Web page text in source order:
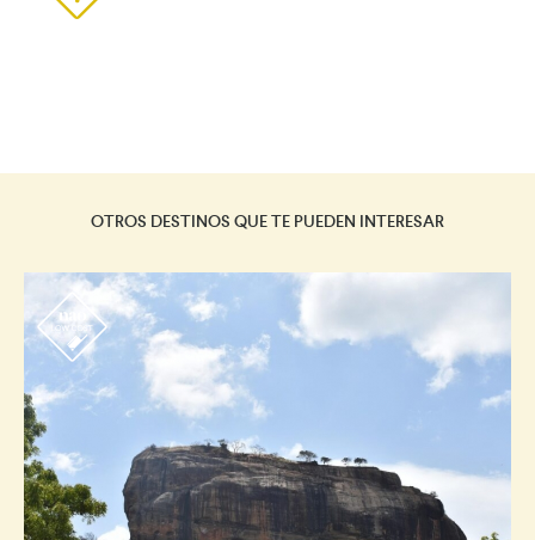
OTROS DESTINOS QUE TE PUEDEN INTERESAR
r